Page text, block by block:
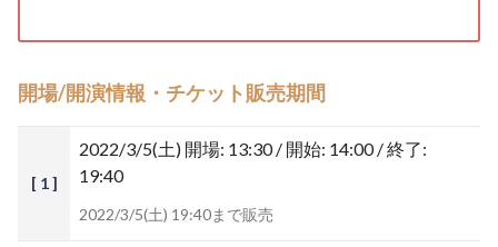
開場/開演情報・チケット販売期間
[ 1 ]
2022/3/5(土) 開場: 13:30 / 開始: 14:00 / 終了:
19:40
2022/3/5(土) 19:40まで販売